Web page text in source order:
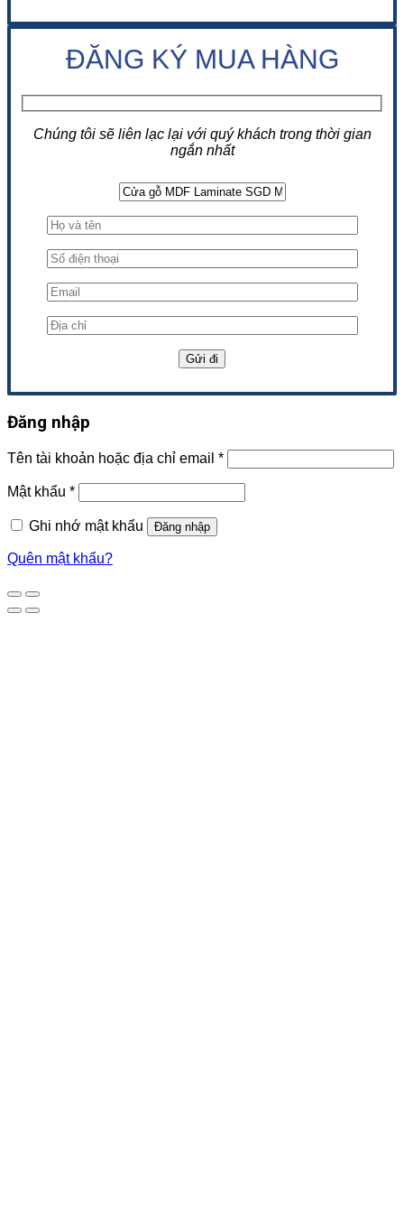
ĐĂNG KÝ MUA HÀNG
Chúng tôi sẽ liên lạc lại với quý khách trong thời gian
ngắn nhất
Đăng nhập
Tên tài khoản hoặc địa chỉ email *
Mật khẩu *
Ghi nhớ mật khẩu Đăng nhập
Quên mật khẩu?